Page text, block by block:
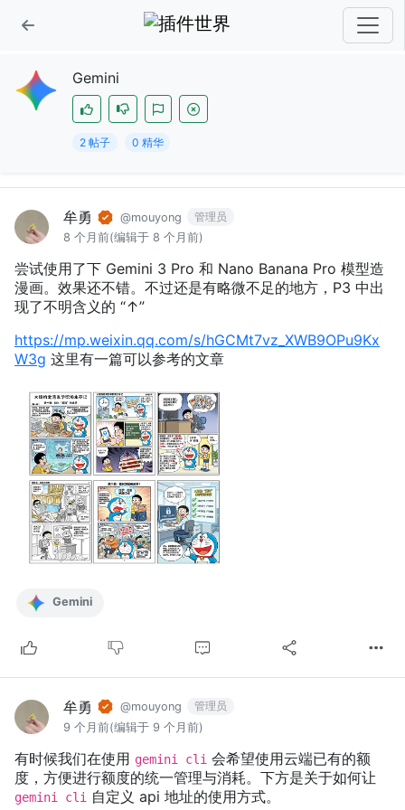
Gemini
2 帖子 0 精华
牟勇 @mouyong
管理员
8 个月前(编辑于 8 个月前)
尝试使用了下 Gemini 3 Pro 和 Nano Banana Pro 模型造
漫画。效果还不错。不过还是有略微不足的地方，P3 中出
现了不明含义的 “↑”
https://mp.weixin.qq.com/s/hGCMt7vz_XWB9OPu9Kx
W3g 这里有一篇可以参考的文章
Gemini
牟勇 @mouyong
管理员
9 个月前(编辑于 9 个月前)
有时候我们在使用 gemini cli 会希望使用云端已有的额
度，方便进行额度的统一管理与消耗。下方是关于如何让
gemini cli 自定义 api 地址的使用方式。